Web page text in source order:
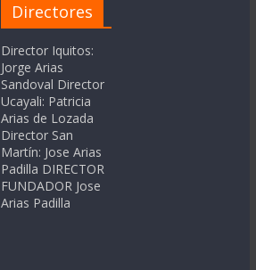
Directores
Director Iquitos:
Jorge Arias
Sandoval Director
Ucayali: Patricia
Arias de Lozada
Director San
Martín: Jose Arias
Padilla DIRECTOR
FUNDADOR Jose
Arias Padilla